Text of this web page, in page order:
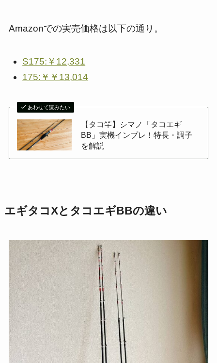
Amazonでの実売価格は以下の通り。
S175:￥12,331
175:￥￥13,014
あわせて読みたい
【タコ竿】シマノ「タコエギ
BB」実機インプレ！特長・調子
を解説
エギタコXとタコエギBBの違い